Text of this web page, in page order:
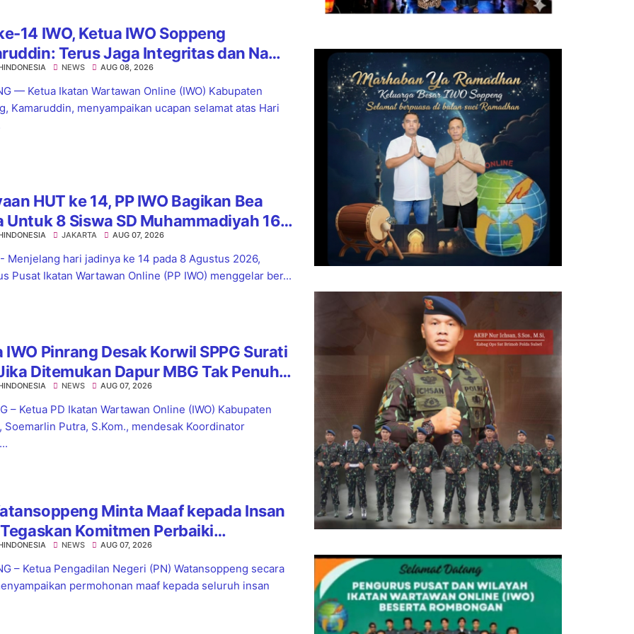
14 IWO, Ketua IWO Soppeng
Terus Jaga Integritas dan Nama
NEWS AUG 08, 2026
— Ketua Ikatan Wartawan Online (IWO) Kabupaten
Kamaruddin, menyampaikan ucapan selamat atas Hari
HUT ke 14, PP IWO Bagikan Bea
Untuk 8 Siswa SD Muhammadiyah 16
JAKARTA AUG 07, 2026
Menjelang hari jadinya ke 14 pada 8 Agustus 2026,
Pusat Ikatan Wartawan Online (PP IWO) menggelar ber...
IWO Pinrang Desak Korwil SPPG Surati
Ditemukan Dapur MBG Tak Penuhi
NEWS AUG 07, 2026
– Ketua PD Ikatan Wartawan Online (IWO) Kabupaten
Soemarlin Putra, S.Kom., mendesak Koordinator
Minta Maaf kepada Insan
Komitmen Perbaiki
NEWS AUG 07, 2026
– Ketua Pengadilan Negeri (PN) Watansoppeng secara
permohonan maaf kepada seluruh insan